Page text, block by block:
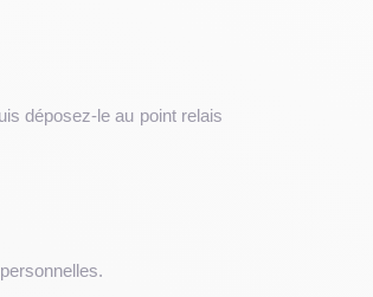
déposez-le au point relais